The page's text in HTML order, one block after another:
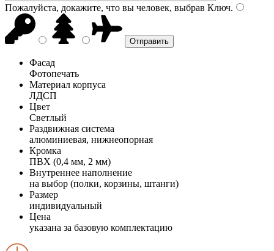
Пожалуйста, докажите, что вы человек, выбрав Ключ.
Фасад
Фотопечать
Материал корпуса
ЛДСП
Цвет
Светлый
Раздвижная система
алюминиевая, нижнеопорная
Кромка
ПВХ (0,4 мм, 2 мм)
Внутреннее наполнение
на выбор (полки, корзины, штанги)
Размер
индивидуальный
Цена
указана за базовую комплектацию